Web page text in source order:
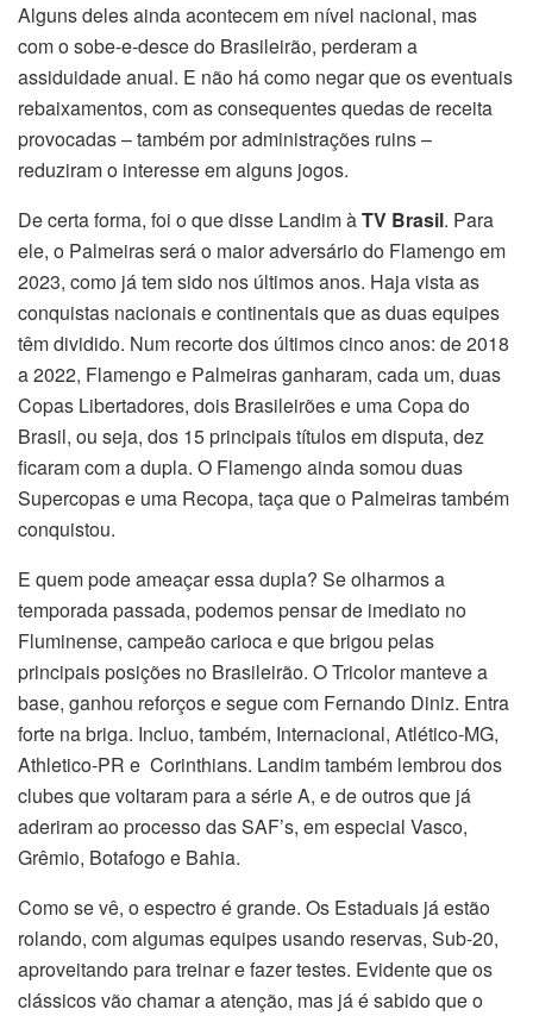
Alguns deles ainda acontecem em nível nacional, mas
com o sobe-e-desce do Brasileirão, perderam a
assiduidade anual. E não há como negar que os eventuais
rebaixamentos, com as consequentes quedas de receita
provocadas – também por administrações ruins –
reduziram o interesse em alguns jogos.
De certa forma, foi o que disse Landim àTV Brasil. Para
ele, o Palmeiras será o maior adversário do Flamengo em
2023, como já tem sido nos últimos anos. Haja vista as
conquistas nacionais e continentais que as duas equipes
têm dividido. Num recorte dos últimos cinco anos: de 2018
a 2022, Flamengo e Palmeiras ganharam, cada um, duas
Copas Libertadores, dois Brasileirões e uma Copa do
Brasil, ou seja, dos 15 principais títulos em disputa, dez
ficaram com a dupla. O Flamengo ainda somou duas
Supercopas e uma Recopa, taça que o Palmeiras também
conquistou.
E quem pode ameaçar essa dupla? Se olharmos a
temporada passada, podemos pensar de imediato no
Fluminense, campeão carioca e que brigou pelas
principais posições no Brasileirão. O Tricolor manteve a
base, ganhou reforços e segue com Fernando Diniz. Entra
forte na briga. Incluo, também, Internacional, Atlético-MG,
Athletico-PR e Corinthians. Landim também lembrou dos
clubes que voltaram para a série A, e de outros que já
aderiram ao processo das SAF’s, em especial Vasco,
Grêmio, Botafogo e Bahia.
Como se vê, o espectro é grande. Os Estaduais já estão
rolando, com algumas equipes usando reservas, Sub-20,
aproveitando para treinar e fazer testes. Evidente que os
clássicos vão chamar a atenção, mas já é sabido que o